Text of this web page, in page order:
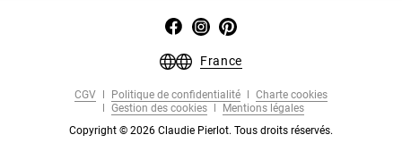
France
CGV Politique de confidentialité
Charte cookies
Gestion des cookies
Mentions légales
Copyright © 2026 Claudie Pierlot. Tous droits réservés.